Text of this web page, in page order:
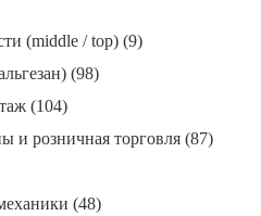
(middle / top) (9)
(98)
(104)
и розничная торговля (87)
(48)